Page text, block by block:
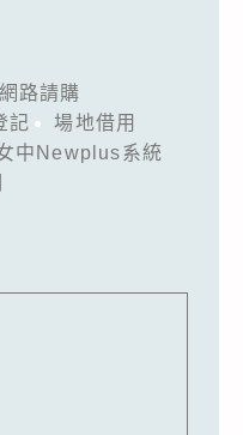
網路請購
記
場地借用
中Newplus系統